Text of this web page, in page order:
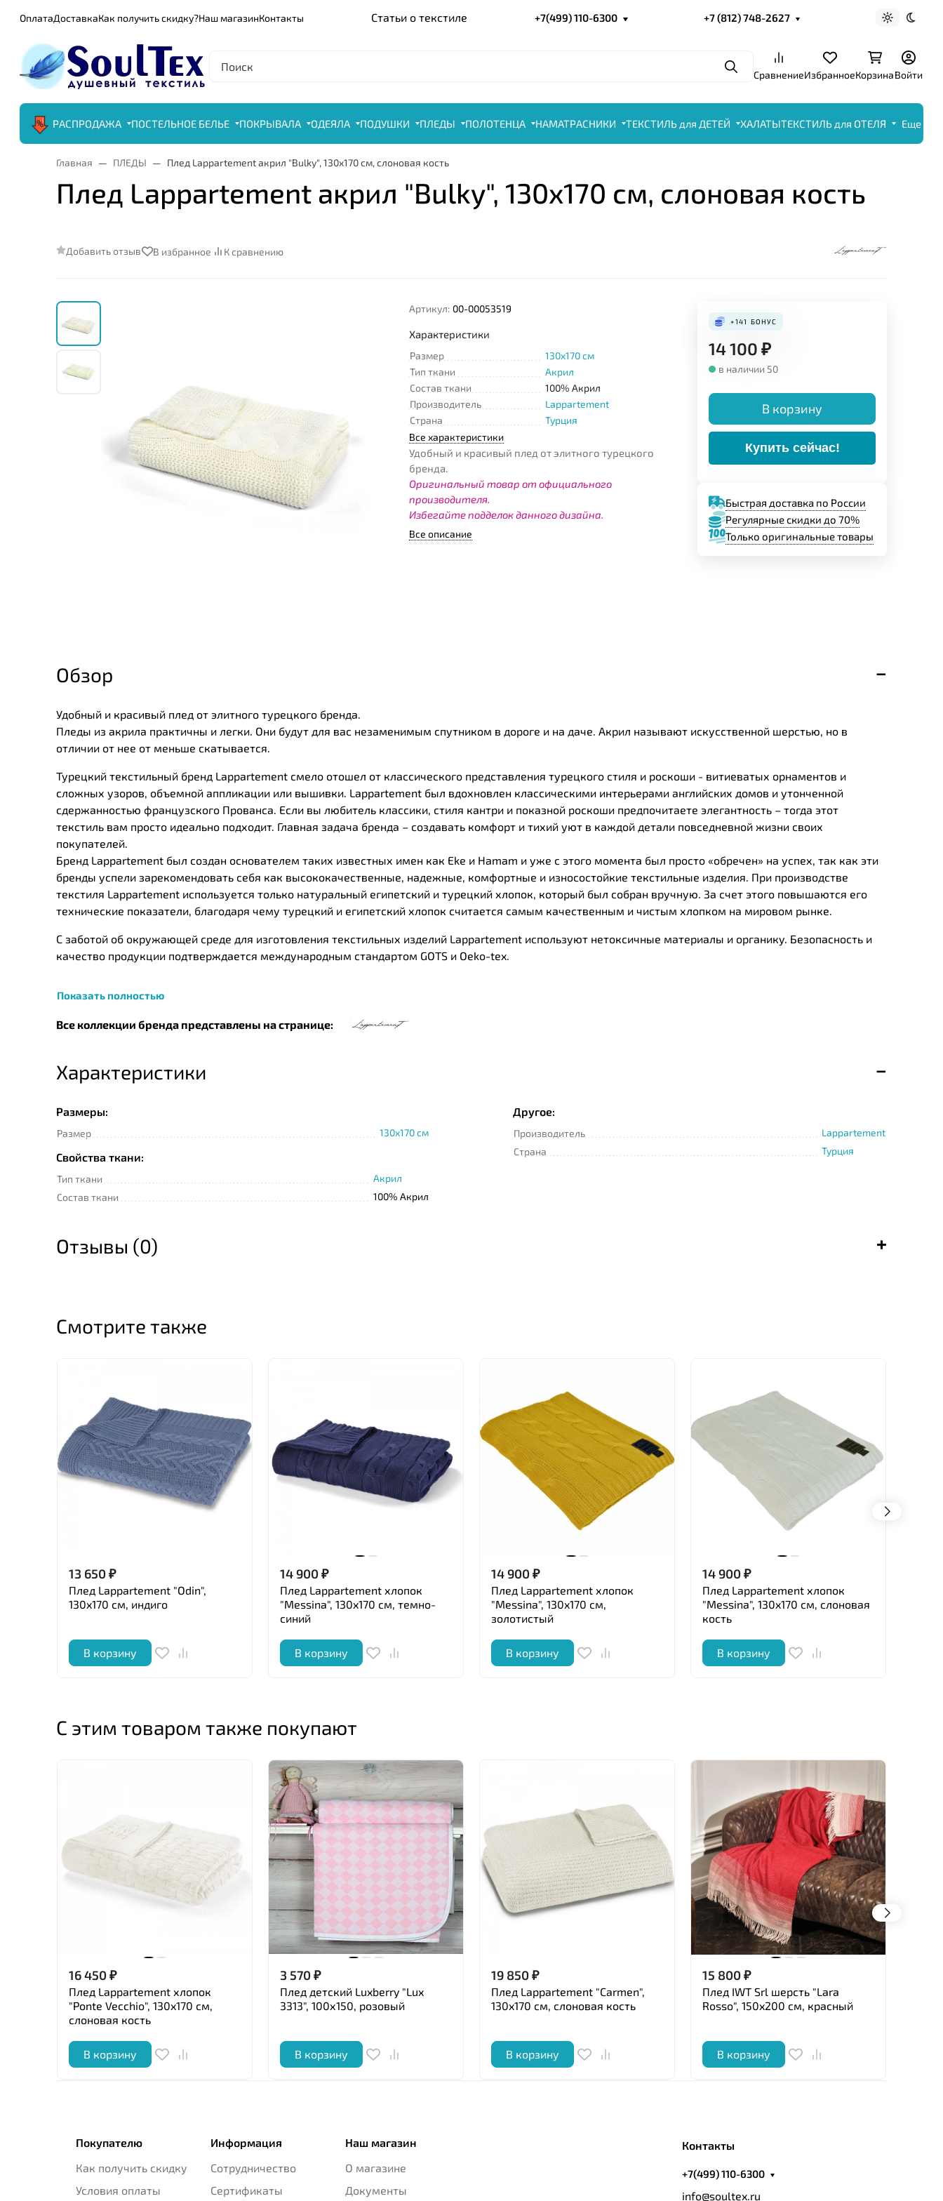
ОплатаДоставкаКак получить скидку?Наш магазинКонтакты Статьи о текстиле +7(499) 110-6300 +7 (812) 748-2627 Светлая
ПоискСравнениеИзбранноеКорзинаВойти
РАСПРОДАЖА ПОСТЕЛЬНОЕ БЕЛЬЕ ПОКРЫВАЛА ОДЕЯЛА ПОДУШКИ ПЛЕДЫ ПОЛОТЕНЦА НАМАТРАСНИКИ ТЕКСТИЛЬ для ДЕТЕЙ ХАЛАТЫТЕКСТИЛЬ для ОТЕЛЯ Еще
Главная ПЛЕДЫ Плед Lappartement акрил "Bulky", 130x170 см, слоновая кость
Плед Lappartement акрил "Bulky", 130x170 см, слоновая кость
Добавить отзыв В избранное К сравнению
Артикул: 00-00053519
Характеристики
Размер
130x170 см
Тип ткани
Акрил
Состав ткани
100% Акрил
Производитель
Lappartement
Страна
Турция
Все характеристики
Удобный и красивый плед от элитного турецкого
бренда.
Оригинальный товар от официального
производителя.
Избегайте подделок данного дизайна.
Все описание
+141 БОНУС
14 100 ₽
в наличии 50
В корзину
Купить сейчас!
Быстрая доставка по России
Регулярные скидки до 70%
Только оригинальные товары
Обзор
Удобный и красивый плед от элитного турецкого бренда.
Пледы из акрила практичны и легки. Они будут для вас незаменимым спутником в дороге и на даче. Акрил называют искусственной шерстью, но в
отличии от нее от меньше скатывается.
Турецкий текстильный бренд Lappartement смело отошел от классического представления турецкого стиля и роскоши - витиеватых орнаментов и
сложных узоров, объемной аппликации или вышивки. Lappartement был вдохновлен классическими интерьерами английских домов и утонченной
сдержанностью французского Прованса. Если вы любитель классики, стиля кантри и показной роскоши предпочитаете элегантность – тогда этот
текстиль вам просто идеально подходит. Главная задача бренда – создавать комфорт и тихий уют в каждой детали повседневной жизни своих
покупателей.
Бренд Lappartement был создан основателем таких известных имен как Еkе и Hamam и уже с этого момента был просто «обречен» на успех, так как эти
бренды успели зарекомендовать себя как высококачественные, надежные, комфортные и износостойкие текстильные изделия. При производстве
текстиля Lappartement используется только натуральный египетский и турецкий хлопок, который был собран вручную. За счет этого повышаются его
технические показатели, благодаря чему турецкий и египетский хлопок считается самым качественным и чистым хлопком на мировом рынке.
С заботой об окружающей среде для изготовления текстильных изделий Lappartement используют нетоксичные материалы и органику. Безопасность и
качество продукции подтверждается международным стандартом GOTS и Oeko-tex.
Показать полностью
Все коллекции бренда представлены на странице:
Характеристики
Размеры:
Размер 130x170 см
Свойства ткани:
Тип ткани
Акрил
Состав ткани
100% Акрил
Другое:
Производитель
Lappartement
Страна
Турция
Отзывы (0)
Смотрите также
13 650₽
Плед Lappartement "Odin",
130x170 см, индиго
В корзину
14 900₽
Плед Lappartement хлопок
"Messina", 130x170 см, темно-
синий
В корзину
14 900₽
Плед Lappartement хлопок
"Messina", 130x170 см,
золотистый
В корзину
14 900₽
Плед Lappartement хлопок
"Messina", 130x170 см, слоновая
кость
В корзину
С этим товаром также покупают
16 450₽
Плед Lappartement хлопок
"Ponte Vecchio", 130x170 см,
слоновая кость
В корзину
3 570₽
Плед детский Luxberry "Lux
3313", 100х150, розовый
В корзину
19 850₽
Плед Lappartement "Carmen",
130x170 см, слоновая кость
В корзину
15 800₽
Плед IWT Srl шерсть "Lara
Rosso", 150x200 cм, красный
В корзину
Покупателю
Как получить скидку
Условия оплаты
Информация
Сотрудничество
Сертификаты
Наш магазин
О магазине
Документы
Контакты
+7(499) 110-6300
info@soultex.ru